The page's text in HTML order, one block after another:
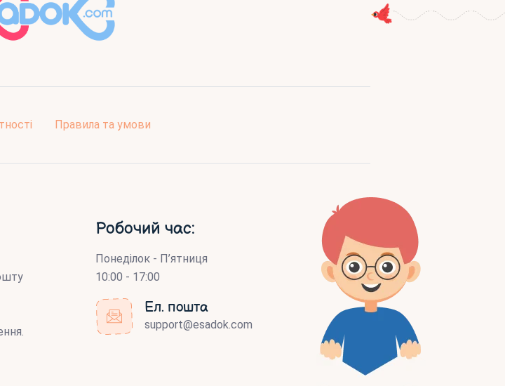
Правила та умови
Робочий час:
Понеділок - П’ятниця
10:00 - 17:00
Ел. пошта
support@esadok.com